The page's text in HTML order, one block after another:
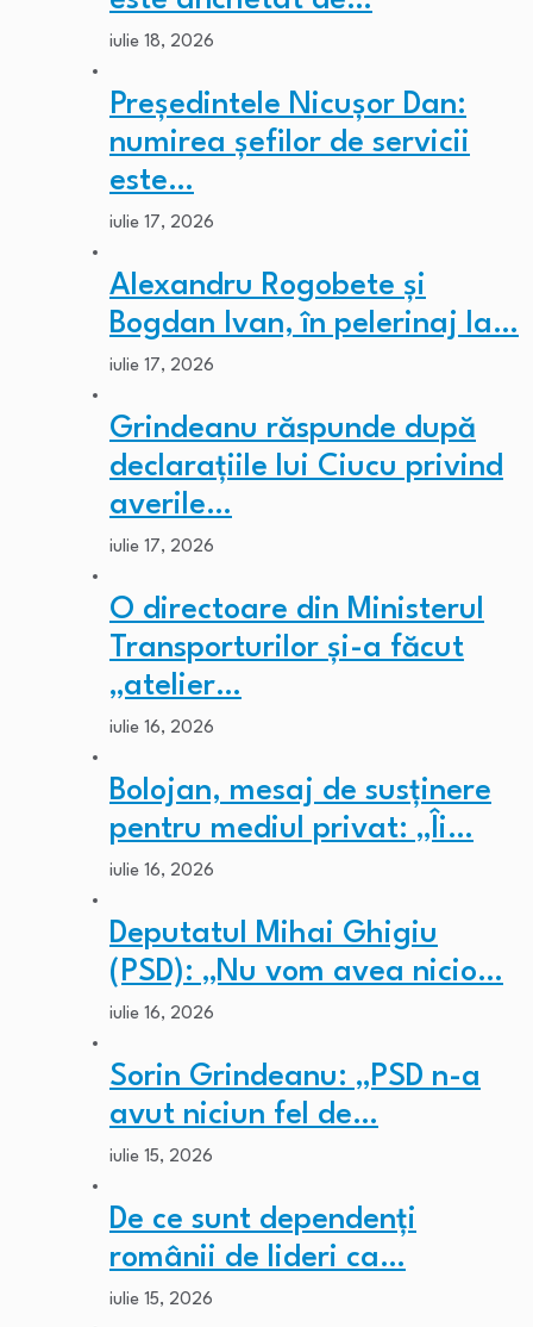
iulie 18, 2026
Președintele Nicușor Dan:
numirea șefilor de servicii
este…
iulie 17, 2026
Alexandru Rogobete și
Bogdan Ivan, în pelerinaj la…
iulie 17, 2026
Grindeanu răspunde după
declarațiile lui Ciucu privind
averile…
iulie 17, 2026
O directoare din Ministerul
Transporturilor și-a făcut
„atelier…
iulie 16, 2026
Bolojan, mesaj de susținere
pentru mediul privat: „Îi…
iulie 16, 2026
Deputatul Mihai Ghigiu
(PSD): „Nu vom avea nicio…
iulie 16, 2026
Sorin Grindeanu: „PSD n-a
avut niciun fel de…
iulie 15, 2026
De ce sunt dependenți
românii de lideri ca…
iulie 15, 2026